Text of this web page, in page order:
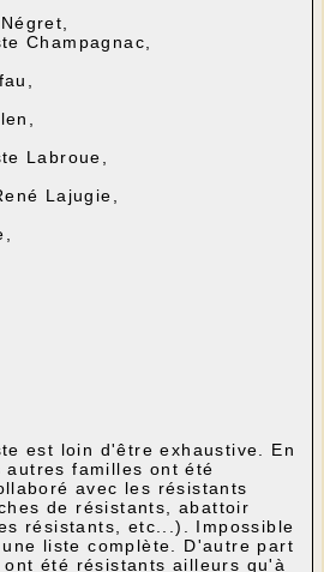
Champagnac,
Labroue,
Lajugie,
est loin d'être exhaustive. En
autres familles ont été
avec les résistants
de résistants, abattoir
résistants, etc...). Impossible
liste complète. D'autre part
ont été résistants ailleurs qu'à